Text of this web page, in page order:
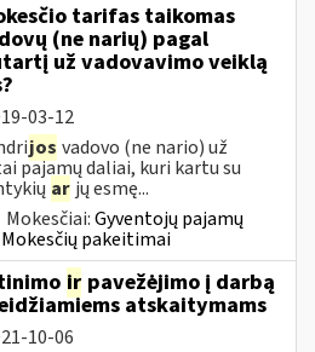
tarifas taikomas
(ne narių) pagal
už vadovavimo veiklą
03-12
jos vadovo (ne nario) už
pajamų daliai, kuri kartu su
ar jų esmę...
Mokesčiai:Gyventojų pajamų
Mokesčių pakeitimai
ir pavežėjimo į darbą
atskaitymams
10-06